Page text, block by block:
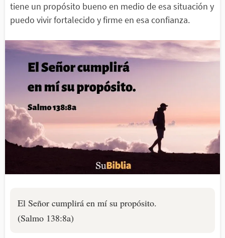
tiene un propósito bueno en medio de esa situación y
puedo vivir fortalecido y firme en esa confianza.
El Señor cumplirá en mí su propósito.
(Salmo 138:8a)